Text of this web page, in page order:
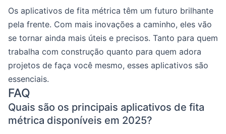
Os aplicativos de fita métrica têm um futuro brilhante
pela frente. Com mais inovações a caminho, eles vão
se tornar ainda mais úteis e precisos. Tanto para quem
trabalha com construção quanto para quem adora
projetos de faça você mesmo, esses aplicativos são
essenciais.
FAQ
Quais são os principais aplicativos de fita
métrica disponíveis em 2025?